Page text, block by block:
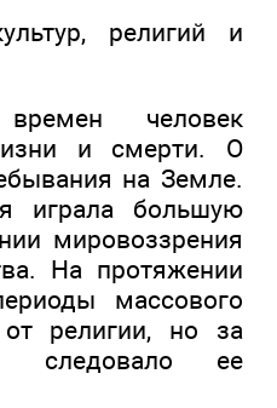
религий и
человек
и смерти. О
на Земле.
играла большую
мировоззрения
На протяжении
массового
от религии, но за
следовало ее